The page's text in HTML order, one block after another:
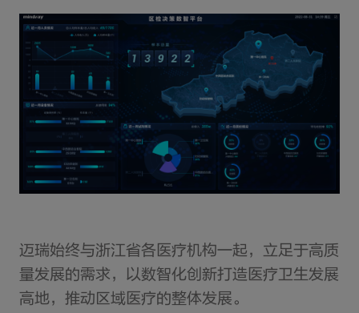
迈瑞始终与浙江省各医疗机构一起，立足于高质
量发展的需求，以数智化创新打造医疗卫生发展
高地，推动区域医疗的整体发展。